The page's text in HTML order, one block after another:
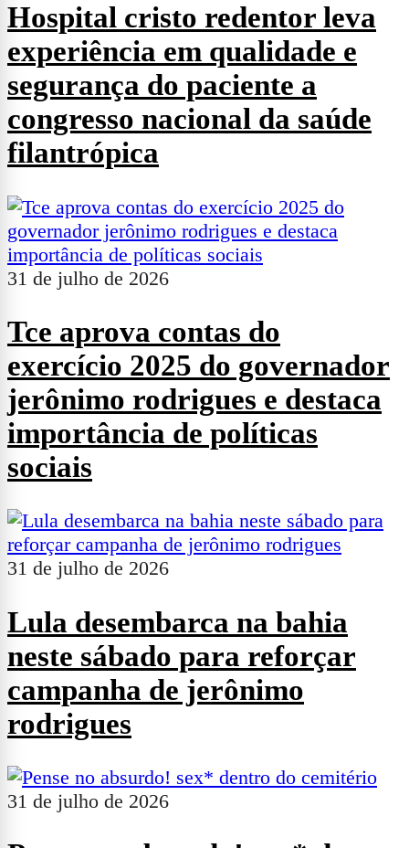
Hospital cristo redentor leva
experiência em qualidade e
segurança do paciente a
congresso nacional da saúde
filantrópica
31 de julho de 2026
Tce aprova contas do
exercício 2025 do governador
jerônimo rodrigues e destaca
importância de políticas
sociais
31 de julho de 2026
Lula desembarca na bahia
neste sábado para reforçar
campanha de jerônimo
rodrigues
31 de julho de 2026